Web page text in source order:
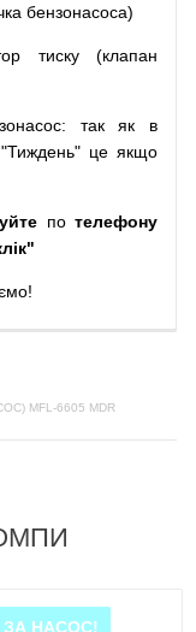
бензонасоса)
тиску (клапан
: так як
в
"Тиждень" це якщо
по телефону
!
MFL-6605 MDR
ЗА НАСОС!